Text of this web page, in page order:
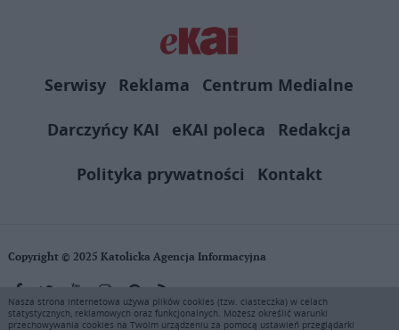
Serwisy Reklama
Centrum Medialne
Darczyńcy KAI
eKAI poleca
Redakcja
Polityka prywatności
Kontakt
Copyright © 2025 Katolicka Agencja Informacyjna
KAI zastrzega wszelkie prawa do serwisu. Użytkownicy mogą pobierać
Nasza strona internetowa używa plików cookies (tzw. ciasteczka) w celach
statystycznych, reklamowych oraz funkcjonalnych. Możesz określić warunki
przechowywania cookies na Twoim urządzeniu za pomocą ustawień przeglądarki